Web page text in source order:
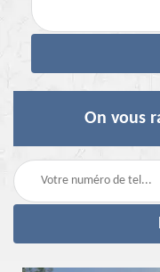
On vous